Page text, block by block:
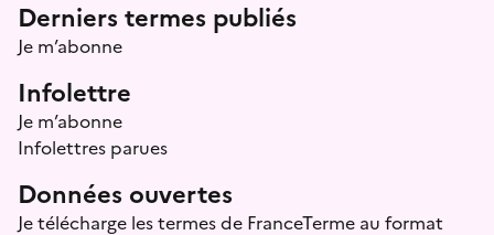
Menu prefooter
Derniers termes publiés
Je m’abonne
Infolettre
Je m’abonne
Infolettres parues
Données ouvertes
Je télécharge les termes de FranceTerme au format